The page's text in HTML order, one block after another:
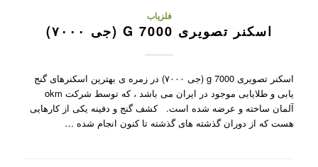
فلزیاب
اسکنر تصویری G 7000 (جی ۷۰۰۰)
اسکنر تصویری g 7000 (جی ۷۰۰۰) در زمره ی بهترین اسکنرهای گنج
یابی و طلایابی موجود در ایران می باشد ، که توسط شرکت okm
آلمان ساخته و عرضه شده است. کشف گنج و دفینه یکی از کارهایی
هست که از دوران گذشته های گذشته تا کنون انجام شده …